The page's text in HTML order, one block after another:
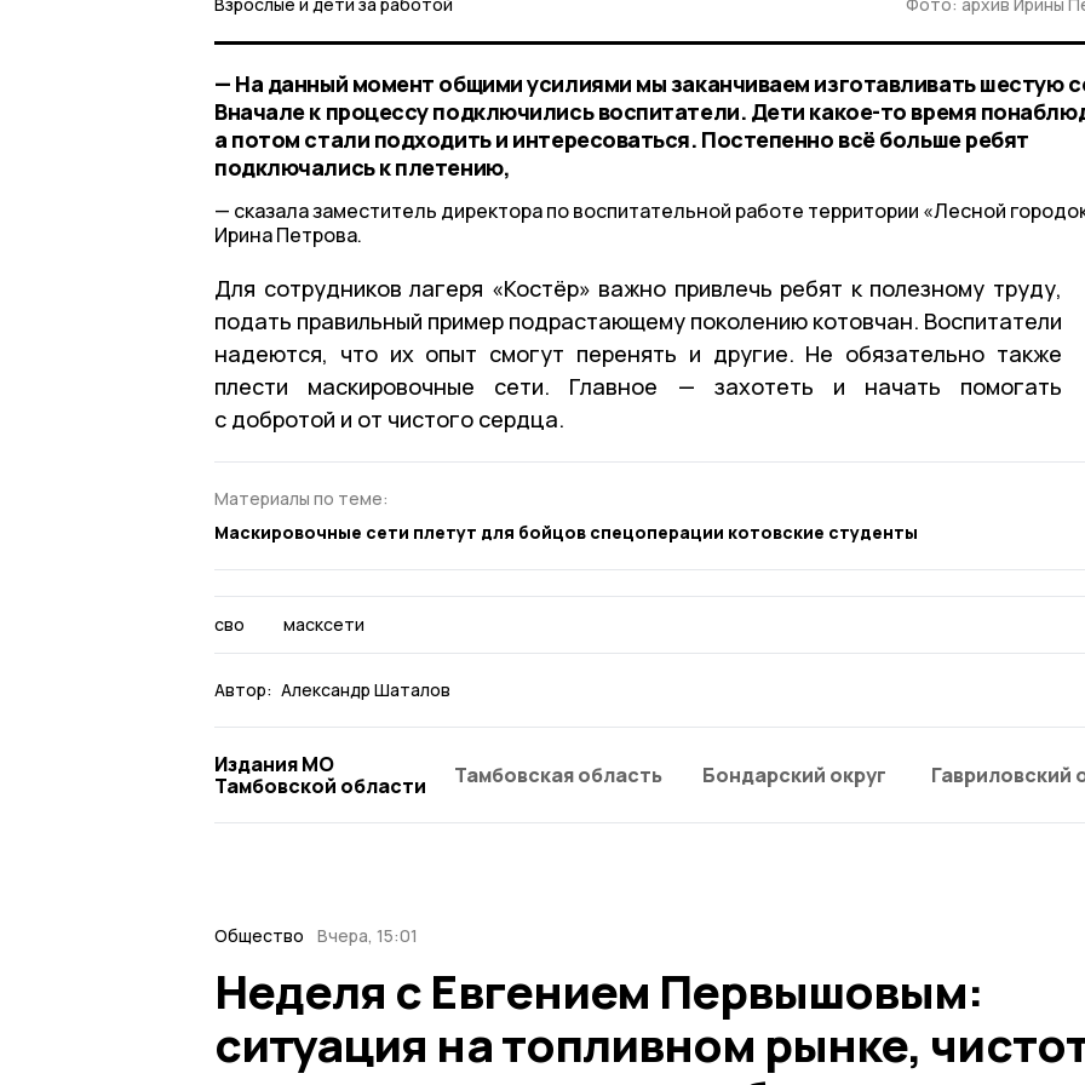
— На данный момент общими усилиями мы заканчиваем изготавливать шестую
Вначале к процессу подключились воспитатели. Дети какое-то время
а потом стали подходить и интересоваться. Постепенно всё больше ребят
подключались к плетению,
сказала заместитель директора по воспитательной работе территории «Лесной
Ирина Петрова.
Для сотрудников лагеря «Костёр» важно привлечь ребят к полезному труду,
подать правильный пример подрастающему поколению котовчан. Воспитатели
надеются, что их опыт смогут перенять и другие. Не обязательно также
плести маскировочные сети. Главное — захотеть и начать помогать
с добротой и от чистого сердца.
Материалы по теме:
Маскировочные сети плетут для бойцов спецоперации котовские студенты
сво масксети
Автор: Александр Шаталов
Издания МО
Тамбовской области
Тамбовская область Бондарский округ Гавриловский
Общество Вчера, 15:01
Неделя с Евгением Первышовым:
ситуация на топливном рынке,